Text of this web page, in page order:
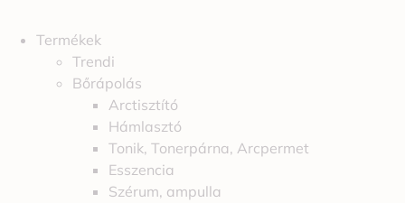
Termékek
Trendi
Bőrápolás
Arctisztító
Hámlasztó
Tonik, Tonerpárna, Arcpermet
Esszencia
Szérum, ampulla